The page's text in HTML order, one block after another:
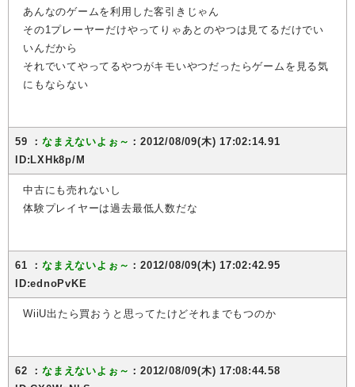
あんなのゲームを利用した客引きじゃん
その1プレーヤーだけやってりゃあとのやつは見てるだけでい
いんだから
それでいてやってるやつがキモいやつだったらゲームを見る気
にもならない
59 ：なまえないよぉ～ ：2012/08/09(木) 17:02:14.91
ID:LXHk8p/M
中古にも売れないし
体験プレイヤーは過去最低人数だな
61 ：なまえないよぉ～ ：2012/08/09(木) 17:02:42.95
ID:ednoPvKE
WiiU出たら買おうと思ってたけどそれまでもつのか
62 ：なまえないよぉ～ ：2012/08/09(木) 17:08:44.58